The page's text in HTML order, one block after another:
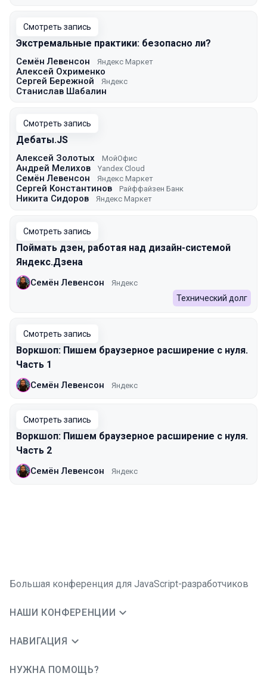
Смотреть запись
Экстремальные практики: безопасно ли?
Семён Левенсон Яндекс Маркет
Алексей Охрименко
Сергей Бережной
Яндекс
Станислав Шабалин
Смотреть запись
Дебаты.JS
Алексей Золотых МойОфис
Андрей Мелихов Yandex Cloud
Семён Левенсон Яндекс Маркет
Сергей Константинов Райффайзен Банк
Никита Сидоров Яндекс Маркет
Смотреть запись
Поймать дзен, работая над дизайн-системой
Яндекс.Дзена
Семён Левенсон Яндекс
Технический долг
Смотреть запись
Воркшоп: Пишем браузерное расширение с нуля.
Часть 1
Семён Левенсон Яндекс
Смотреть запись
Воркшоп: Пишем браузерное расширение с нуля.
Часть 2
Семён Левенсон Яндекс
Большая конференция для JavaScript-разработчиков
НАШИ КОНФЕРЕНЦИИ
НАВИГАЦИЯ
НУЖНА ПОМОЩЬ?